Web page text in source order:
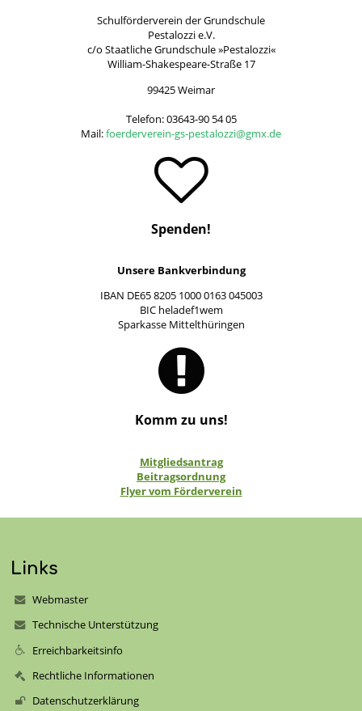
Schulförderverein der Grundschule
Pestalozzi e.V.
c/o Staatliche Grundschule »Pestalozzi«
William-Shakespeare-Straße 17
99425 Weimar
Telefon: 03643-90 54 05
Mail:foerderverein-gs-pestalozzi@gmx.de
Spenden!
Unsere Bankverbindung
IBAN DE65 8205 1000 0163 045003
BIC heladef1wem
Sparkasse Mittelthüringen
Komm zu uns!
Mitgliedsantrag
Beitragsordnung
Flyer vom Förderverein
Links
Webmaster
Technische Unterstützung
Erreichbarkeitsinfo
Rechtliche Informationen
Datenschutzerklärung